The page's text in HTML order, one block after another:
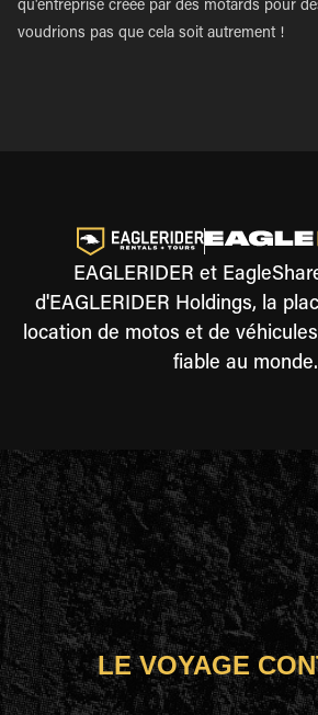
qu'entreprise créée par des motards pour
voudrions pas que cela soit autrement !
EAGLERIDER et
d'EAGLERIDER Holdings, la
location de motos et de
fiable au monde.
LE VOYAGE